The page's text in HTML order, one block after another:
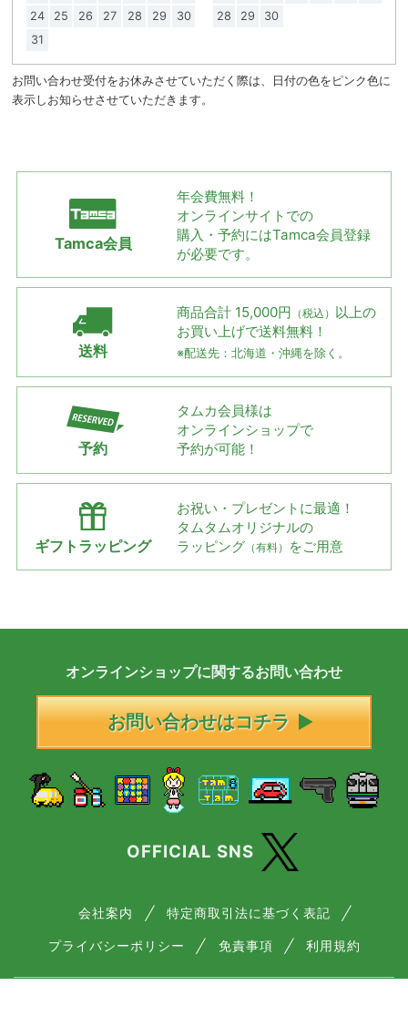
24
25 26 27 28 29
30
31
28
29 30
お問い合わせ受付をお休みさせていただく際は、日付の色をピンク色に
表示しお知らせさせていただきます。
Tamca会員
年会費無料！
オンラインサイトでの
購入・予約にはTamca会員登録
が必要です。
送料
商品合計 15,000円 （税込） 以上の
お買い上げで送料無料！
※配送先：北海道・沖縄を除く。
予約
タムカ会員様は
オンラインショップで
予約が可能！
ギフトラッピング
お祝い・プレゼントに最適！
タムタムオリジナルの
ラッピング （有料） をご用意
オンラインショップに関するお問い合わせ
お問い合わせはコチラ
OFFICIAL SNS
会社案内 特定商取引法に基づく表記
プライバシーポリシー 免責事項 利用規約